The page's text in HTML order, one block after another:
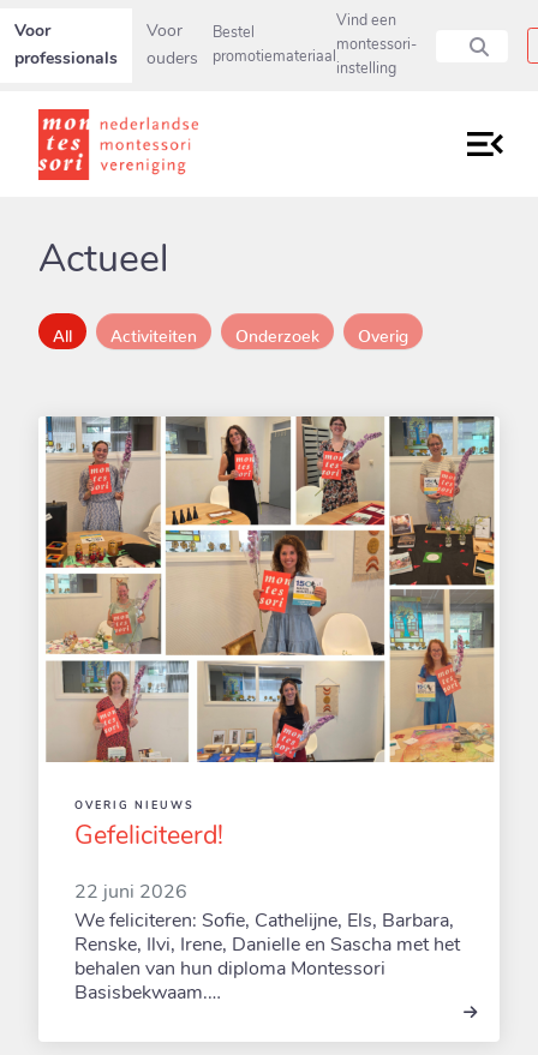
Actueel
All Activiteiten Onderzoek Overig
Gefeliciteerd!
OVERIG NIEUWS
22 juni 2026
We feliciteren: Sofie, Cathelijne, Els, Barbara,
Renske, Ilvi, Irene, Danielle en Sascha met het
behalen van hun diploma Montessori
Basisbekwaam.…
Secundaire navigatiemenu overslaan en direct naar pagina
Voor
professionals
Voor
ouders
Bestel
promotiemateriaal
Vind een
montessori-
instelling